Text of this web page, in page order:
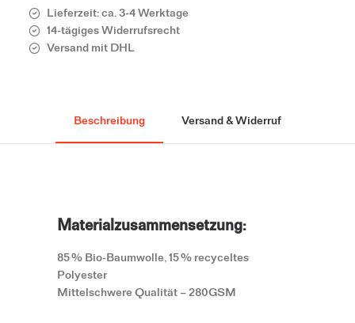
Lieferzeit: ca. 3-4 Werktage
14-tägiges Widerrufsrecht
Versand mit DHL
Beschreibung Versand & Widerruf
Materialzusammensetzung:
85 % Bio-Baumwolle, 15 % recyceltes
Polyester
Mittelschwere Qualität – 280GSM